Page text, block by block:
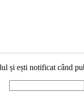
și ești notificat când